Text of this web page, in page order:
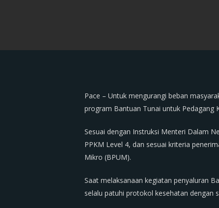
Pace – Untuk mengurangi beban
program Bantuan Tunai untuk Pedagang
Sesuai dengan Instruksi Menteri Dalam
PPKM Level 4, dan sesuai kriteria
Mikro (BPUM).
Saat melaksanaan kegiatan penyaluran
selalu patuhi protokol kesehatan dengan